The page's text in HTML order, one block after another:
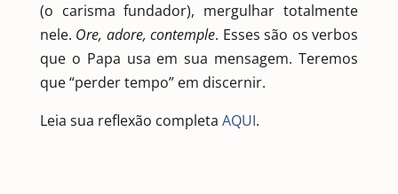
(o carisma fundador), mergulhar totalmente
nele. Ore, adore, contemple. Esses são os verbos
que o Papa usa em sua mensagem. Teremos
que “perder tempo” em discernir.
Leia sua reflexão completa AQUI.